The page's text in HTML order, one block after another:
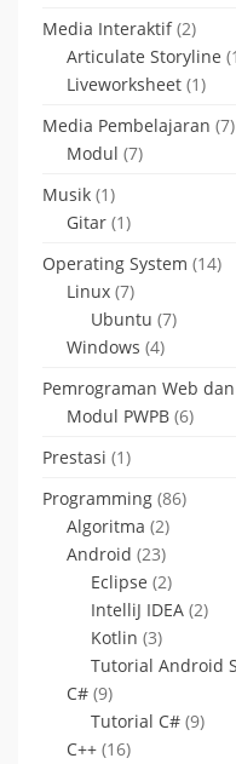
Media Interaktif(2)
Articulate Storyline
Liveworksheet (1)
Media Pembelajaran (7)
Modul (7)
Musik (1)
Gitar (1)
Operating System (14)
Linux (7)
Ubuntu (7)
Windows (4)
Pemrograman Web
Modul PWPB (6)
Prestasi (1)
Programming (86)
Algoritma (2)
Android (23)
Eclipse (2)
IntelliJ IDEA (2)
Kotlin (3)
Tutorial Android
C# (9)
Tutorial C# (9)
C++ (16)